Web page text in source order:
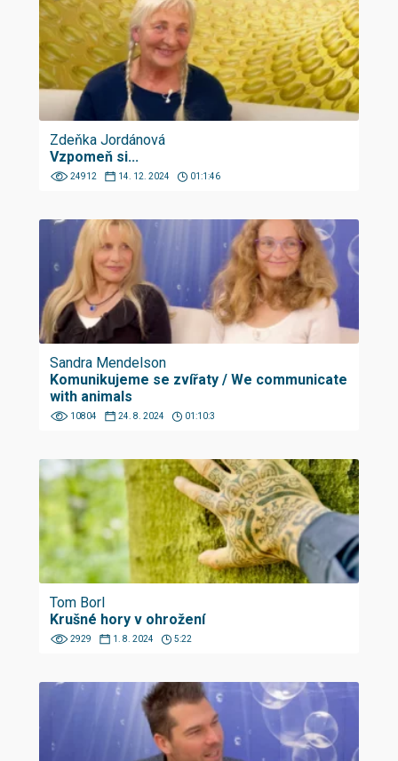
Zdeňka Jordánová
Vzpomeň si...
24912 14. 12. 2024 01:1:46
Sandra Mendelson
Komunikujeme se zvířaty / We communicate
with animals
10804 24. 8. 2024 01:10:3
Tom Borl
Krušné hory v ohrožení
2929 1. 8. 2024 5:22